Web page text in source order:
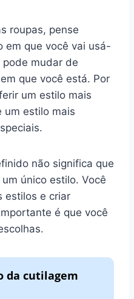
roupas, pense
em que você vai usá-
pode mudar de
que você está. Por
um estilo mais
um estilo mais
não significa que
único estilo. Você
estilos e criar
é que você
da cutilagem